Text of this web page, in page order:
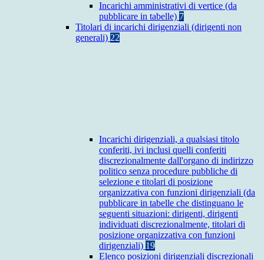
Incarichi amministrativi di vertice (da
pubblicare in tabelle) 7
Titolari di incarichi dirigenziali (dirigenti non
generali) 22
Incarichi dirigenziali, a qualsiasi titolo
conferiti, ivi inclusi quelli conferiti
discrezionalmente dall'organo di indirizzo
politico senza procedure pubbliche di
selezione e titolari di posizione
organizzativa con funzioni dirigenziali (da
pubblicare in tabelle che distinguano le
seguenti situazioni: dirigenti, dirigenti
individuati discrezionalmente, titolari di
posizione organizzativa con funzioni
dirigenziali) 19
Elenco posizioni dirigenziali discrezionali